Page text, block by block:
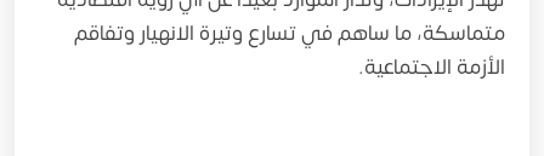
متماسكة، ما ساهم في تسارع وتيرة الانهيار وتفاقم
الأزمة الاجتماعية.